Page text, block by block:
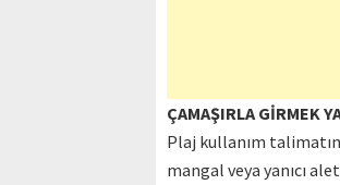
ÇAMAŞIRLA GİRMEK
Plaj kullanım
mangal veya yanıcı